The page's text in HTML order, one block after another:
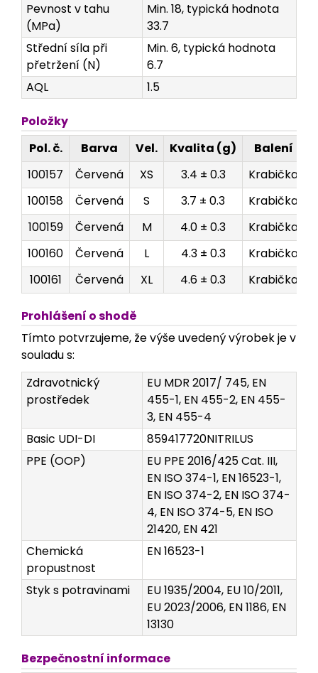
Pevnost v tahu
(MPa)
Min. 18, typická hodnota
33.7
Střední síla při
přetržení (N)
Min. 6, typická hodnota
6.7
AQL
1.5
Položky
Pol. č.
Barva Vel. Kvalita (g) Balení
100157
Červená XS 3.4 ± 0.3
Krabička
100158
Červená S 3.7 ± 0.3
Krabička
100159
Červená M 4.0 ± 0.3
Krabička
100160
Červená L 4.3 ± 0.3
Krabička
100161
Červená XL 4.6 ± 0.3 Krabička
Prohlášení o shodě
Tímto potvrzujeme, že výše uvedený výrobek je v
souladu s:
Zdravotnický
prostředek
EU MDR 2017/ 745, EN
455-1, EN 455-2, EN 455-
3, EN 455-4
Basic UDI-DI
859417720NITRILUS
PPE (OOP)
EU PPE 2016/425 Cat. III,
EN ISO 374-1, EN 16523-1,
EN ISO 374-2, EN ISO 374-
4, EN ISO 374-5, EN ISO
21420, EN 421
Chemická
propustnost
EN 16523-1
Styk s potravinami
EU 1935/2004, EU 10/2011,
EU 2023/2006, EN 1186, EN
13130
Bezpečnostní informace